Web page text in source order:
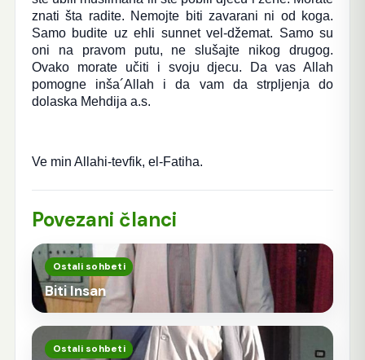
znati šta radite. Nemojte biti zavarani ni od koga.
Samo budite uz ehli sunnet vel-džemat. Samo su
oni na pravom putu, ne slušajte nikog drugog.
Ovako morate učiti i svoju djecu. Da vas Allah
pomogne inša´Allah i da vam da strpljenja do
dolaska Mehdija a.s.
Ve min Allahi-tevfik, el-Fatiha.
Povezani članci
Ostali sohbeti
Biti Insan
Ostali sohbeti